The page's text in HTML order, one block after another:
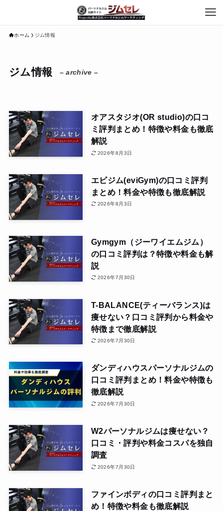
ホーム ジム情報
ジム情報 – archive –
オアスタジオ(OR studio)の口コ
ミ評判まとめ！特徴や料金も徹底
解説
2026年8月3日
エビジム(eviGym)の口コミ評判
まとめ！料金や特徴も徹底解説
2026年8月3日
Gymgym（ジーワイエムジム）
の口コミ評判は？特徴や料金も解
説
2026年7月30日
T-BALANCE(ティーバランス)は
痩せない？口コミ評判から料金や
特徴まで徹底解説
2026年7月30日
ダンディハウスパーソナルジムの
口コミ評判まとめ！料金や特徴も
徹底解説
2026年7月30日
W2パーソナルジムは痩せない？
口コミ・評判や料金コスパを独自
調査
2026年7月30日
ファインボディの口コミ評判まと
め！特徴や料金も徹底解説